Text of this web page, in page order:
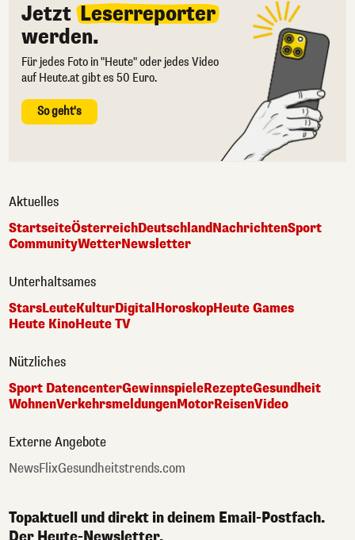
Jetzt Leserreporter
werden.
Für jedes Foto in "Heute" oder jedes Video
auf Heute.at gibt es 50 Euro.
So geht's
Aktuelles
StartseiteÖsterreichDeutschlandNachrichtenSport
CommunityWetterNewsletter
Unterhaltsames
StarsLeuteKulturDigital HoroskopHeute Games
Heute KinoHeute TV
Nützliches
Sport DatencenterGewinnspieleRezepteGesundheit
WohnenVerkehrsmeldungenMotorReisenVideo
Externe Angebote
NewsFlixGesundheitstrends.com
Topaktuell und direkt in deinem Email-Postfach.